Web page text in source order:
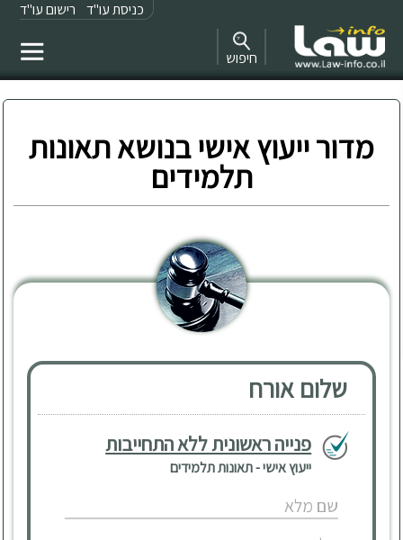
כניסת עו"ד רישום עו"ד
חיפוש
מדור ייעוץ אישי בנושא תאונות
תלמידים
שלום אורח
פנייה ראשונית ללא התחייבות
ייעוץ אישי - תאונות תלמידים